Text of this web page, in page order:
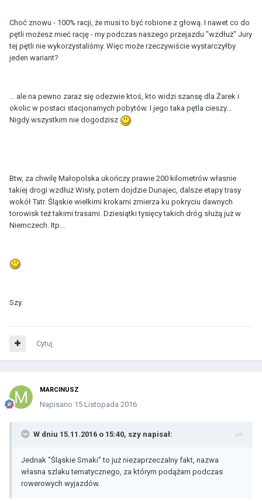
Choć znowu - 100% racji, że musi to być robione z głową. I nawet co do
pętli możesz mieć rację - my podczas naszego przejazdu "wzdłuż" Jury
tej pętli nie wykorzystaliśmy. Więc może rzeczywiście wystarczyłby
jeden wariant?
... ale na pewno zaraz się odezwie ktoś, kto widzi szansę dla Żarek i
okolic w postaci stacjonarnych pobytów. I jego taka pętla cieszy...
Nigdy wszystkim nie dogodzisz
Btw, za chwilę Małopolska ukończy prawie 200 kilometrów własnie
takiej drogi wzdłuż Wisły, potem dojdzie Dunajec, dalsze etapy trasy
wokół Tatr. Śląskie wielkimi krokami zmierza ku pokryciu dawnych
torowisk też takimi trasami. Dziesiątki tysięcy takich dróg służą już w
Niemczech. Itp...
Szy.
Cytuj
MARCINUSZ
Napisano 15 Listopada 2016
W dniu 15.11.2016 o 15:40, szy napisał:
Jednak "Śląskie Smaki" to już niezaprzeczalny fakt, nazwa
własna szlaku tematycznego, za którym podążam podczas
rowerowych wyjazdów.